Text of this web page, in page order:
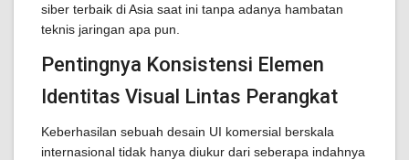
siber terbaik di Asia saat ini tanpa adanya hambatan
teknis jaringan apa pun.
Pentingnya Konsistensi Elemen
Identitas Visual Lintas Perangkat
Keberhasilan sebuah desain UI komersial berskala
internasional tidak hanya diukur dari seberapa indahnya